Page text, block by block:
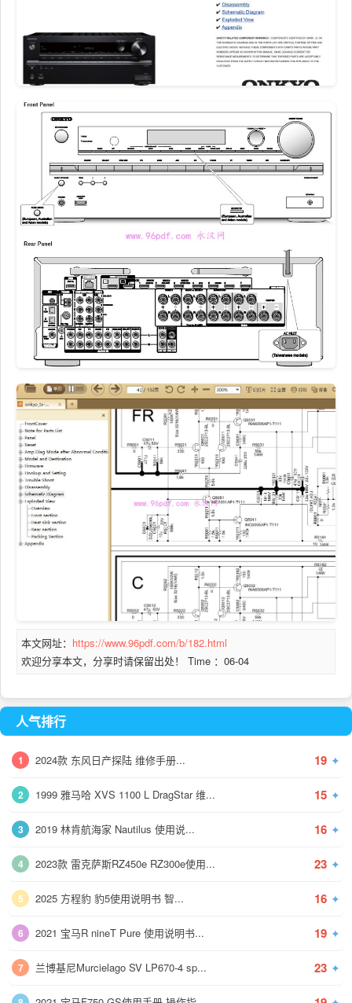
本文网址： https://www.96pdf.com/b/182.html
欢迎分享本文，分享时请保留出处！ Time ：06-04
人气排行
1 2024款 东风日产探陆 维修手册... 19 ✦
2 1999 雅马哈 XVS 1100 L DragStar 维... 15 ✦
3 2019 林肯航海家 Nautilus 使用说... 16 ✦
4 2023款 雷克萨斯RZ450e RZ300e使用... 23 ✦
5 2025 方程豹 豹5使用说明书 智... 16 ✦
6 2021 宝马R nineT Pure 使用说明书... 19 ✦
7 兰博基尼Murcielago SV LP670-4 sp... 23 ✦